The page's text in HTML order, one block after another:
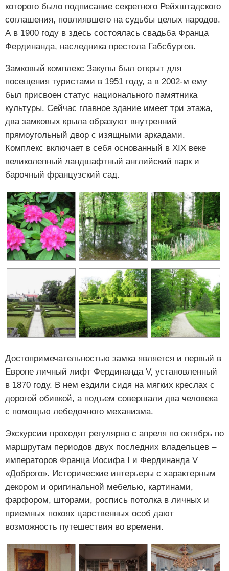
которого было подписание секретного Рейхштадского
соглашения, повлиявшего на судьбы целых народов.
А в 1900 году в здесь состоялась свадьба Франца
Фердинанда, наследника престола Габсбургов.
Замковый комплекс Закупы был открыт для
посещения туристами в 1951 году, а в 2002-м ему
был присвоен статус национального памятника
культуры. Сейчас главное здание имеет три этажа,
два замковых крыла образуют внутренний
прямоугольный двор с изящными аркадами.
Комплекс включает в себя основанный в XIX веке
великолепный ландшафтный английский парк и
барочный французский сад.
Достопримечательностью замка является и первый в
Европе личный лифт Фердинанда V, установленный
в 1870 году. В нем ездили сидя на мягких креслах с
дорогой обивкой, а подъем совершали два человека
с помощью лебедочного механизма.
Экскурсии проходят регулярно с апреля по октябрь по
маршрутам периодов двух последних владельцев –
императоров Франца Иосифа I и Фердинанда V
«Доброго». Исторические интерьеры с характерным
декором и оригинальной мебелью, картинами,
фарфором, шторами, роспись потолка в личных и
приемных покоях царственных особ дают
возможность путешествия во времени.